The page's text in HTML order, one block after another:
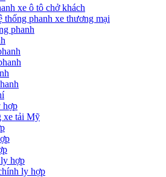
xe ô tô chở khách
thống phanh xe thương mại
phanh
hợp
xe tải Mỹ
hợp
ly hợp